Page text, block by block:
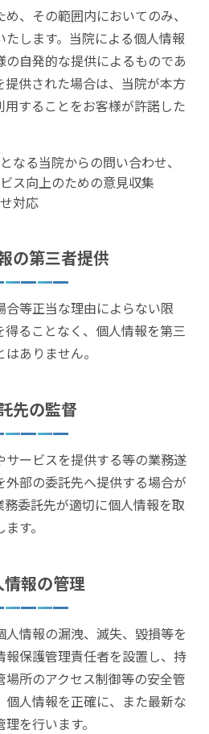
、その範囲内においてのみ、
します。当院による個人情報
の自発的な提供によるものであ
提供された場合は、当院が本方
することをお客様が許諾した
なる当院からの問い合わせ、
ス向上のための意見収集
対応
の第三者提供
等正当な理由によらない限
得ることなく、個人情報を第三
ありません。
先の監督
サービスを提供する等の業務遂
部の委託先へ提供する場合が
委託先が適切に個人情報を取
す。
報の管理
情報の漏洩、滅失、毀損等を
報保護管理責任者を設置し、持
場所のアクセス制御等の安全管
人情報を正確に、また最新な
を行います。